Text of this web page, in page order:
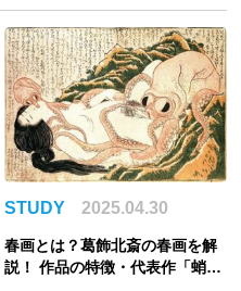
STUDY 2025.04.30
春画とは？葛飾北斎の春画を解
説！ 作品の特徴・代表作「蛸と